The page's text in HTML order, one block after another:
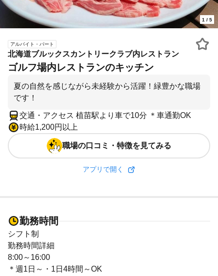
1 / 5
アルバイト・パート
北海道ブルックスカントリークラブ内レストラン
ゴルフ場内レストランのキッチン
夏の自然を感じながら未経験から活躍！緑豊かな職場
です！
交通・アクセス 植苗駅より車で10分 ＊車通勤OK
時給1,200円以上
職場の口コミ・特徴を見てみる
アプリで開く
勤務時間
シフト制
勤務時間詳細
8:00～16:00
＊週1日～・1日4時間～OK